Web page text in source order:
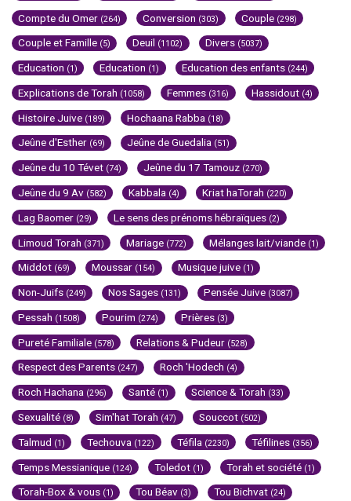
Compte du Omer (264) Conversion (303) Couple (298)
Couple et Famille (5) Deuil (1102) Divers (5037)
Education (1) Education (1) Education des enfants (244)
Explications de Torah (1058) Femmes (316) Hassidout (4)
Histoire Juive (189) Hochaana Rabba (18)
Jeûne d'Esther (69) Jeûne de Guedalia (51)
Jeûne du 10 Tévet (74) Jeûne du 17 Tamouz (270)
Jeûne du 9 Av (582) Kabbala (4) Kriat haTorah (220)
Lag Baomer (29) Le sens des prénoms hébraïques (2)
Limoud Torah (371) Mariage (772) Mélanges lait/viande (1)
Middot (69) Moussar (154) Musique juive (1)
Non-Juifs (249) Nos Sages (131) Pensée Juive (3087)
Pessah (1508) Pourim (274) Prières (3)
Pureté Familiale (578) Relations & Pudeur (528)
Respect des Parents (247) Roch 'Hodech (4)
Roch Hachana (296) Santé (1) Science & Torah (33)
Sexualité (8) Sim'hat Torah (47) Souccot (502)
Talmud (1) Techouva (122) Téfila (2230) Téfilines (356)
Temps Messianique (124) Toledot (1) Torah et société (1)
Torah-Box & vous (1) Tou Béav (3) Tou Bichvat (24)